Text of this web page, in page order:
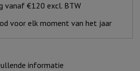
vanaf €120 excl. BTW
voor elk moment van het jaar
informatie